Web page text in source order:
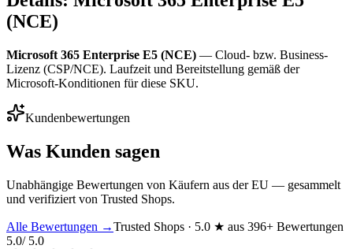
(NCE)
Microsoft 365 Enterprise E5 (NCE) — Cloud- bzw. Business-
Lizenz (CSP/NCE). Laufzeit und Bereitstellung gemäß der
Microsoft-Konditionen für diese SKU.
Kundenbewertungen
Was Kunden sagen
Unabhängige Bewertungen von Käufern aus der EU — gesammelt
und verifiziert von Trusted Shops.
Alle Bewertungen →Trusted Shops · 5.0 ★ aus 396+ Bewertungen
5.0/ 5.0